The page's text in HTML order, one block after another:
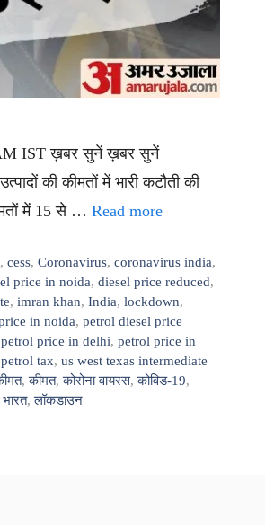
IST ख़बर सुनें ख़बर सुनें
की कीमतों में भारी कटौती की
में 15 से … Read more
,cess,Coronavirus,coronavirus india,
price in noida, diesel price reduced,
, imran khan, India, lockdown,
in noida, petrol diesel price
petrol price in delhi, petrol price in
petrol tax, us west texas intermediate
,कीमत,कोरोना वायरस,कोविड-19,
भारत,लॉकडाउन